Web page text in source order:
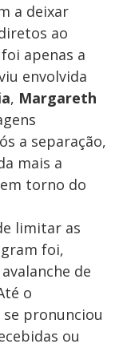
a deixar
ao
apenas a
envolvida
, Margareth
a separação,
mais a
torno do
limitar as
foi,
de
o
pronunciou
ou